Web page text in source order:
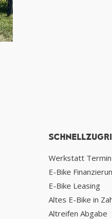
Werkstatt
E-Bike
E-Bike Leasing
Altes E-Bike in
Altreifen Abgabe